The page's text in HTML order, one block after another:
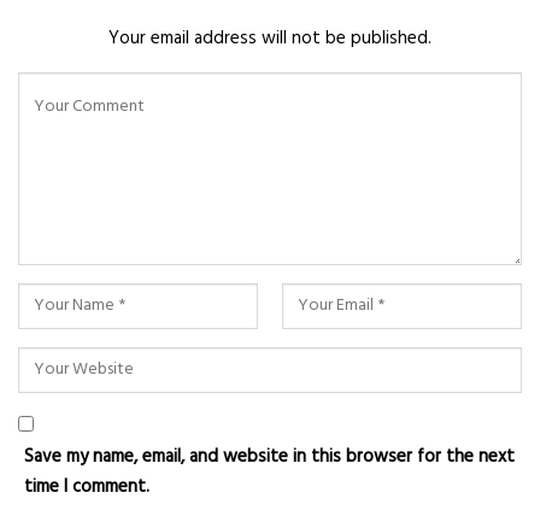
Your email address will not be published.
Save my name, email, and website in this browser for the next
time I comment.